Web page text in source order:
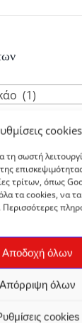
cookies
τη σωστή
τρίτων, όπως
τα cookies, να
Περισσότερες
Αποδοχή όλων
Απόρριψη όλων
cookies
(1)